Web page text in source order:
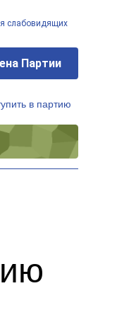
слабовидящих
Партии
в партию